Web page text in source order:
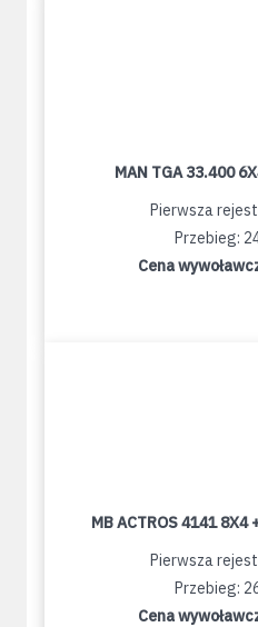
MAN TGA 33.400
Pierwsza
Przebieg:
Cena
MB ACTROS 4141 8X4
Pierwsza
Przebieg:
Cena